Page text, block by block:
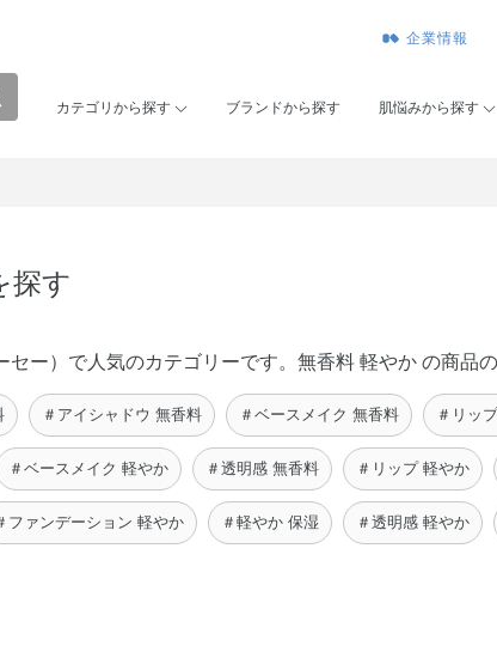
企業情報
カテゴリから探す ブランドから探す 肌悩みから探す
探す
ー）で人気のカテゴリーです。無香料 軽やか の商品
＃アイシャドウ 無香料 ＃ベースメイク 無香料 ＃リッ
＃ベースメイク 軽やか ＃透明感 無香料 ＃リップ 軽やか
ファンデーション 軽やか ＃軽やか 保湿 ＃透明感 軽やか